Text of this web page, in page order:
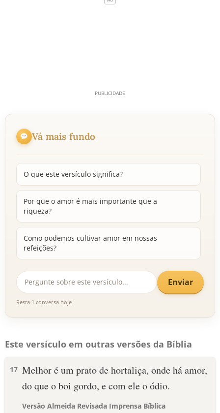
Vá mais fundo
O que este versículo significa?
Por que o amor é mais importante que a
riqueza?
Como podemos cultivar amor em nossas
refeições?
Enviar
Resta 1 conversa hoje
Este versículo em outras versões da Bíblia
17 Melhor é um prato de hortaliça, onde há amor,
do que o boi gordo, e com ele o ódio.
Versão Almeida Revisada Imprensa Bíblica